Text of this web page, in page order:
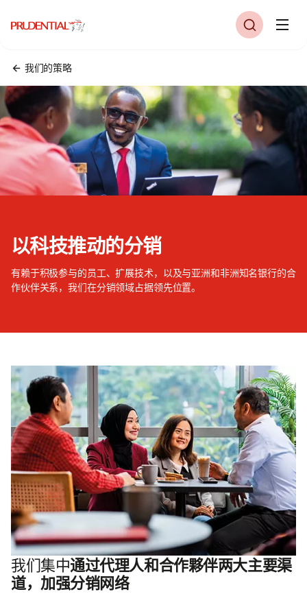
我们的策略
以科技推动的分销
有赖于积极参与的员工、扩展技术，以及与亚洲和非洲知名银行的合
作伙伴关系，我们在分销领域占据领先位置。
我们集中通过代理人和合作夥伴两大主要渠
道，加强分销网络